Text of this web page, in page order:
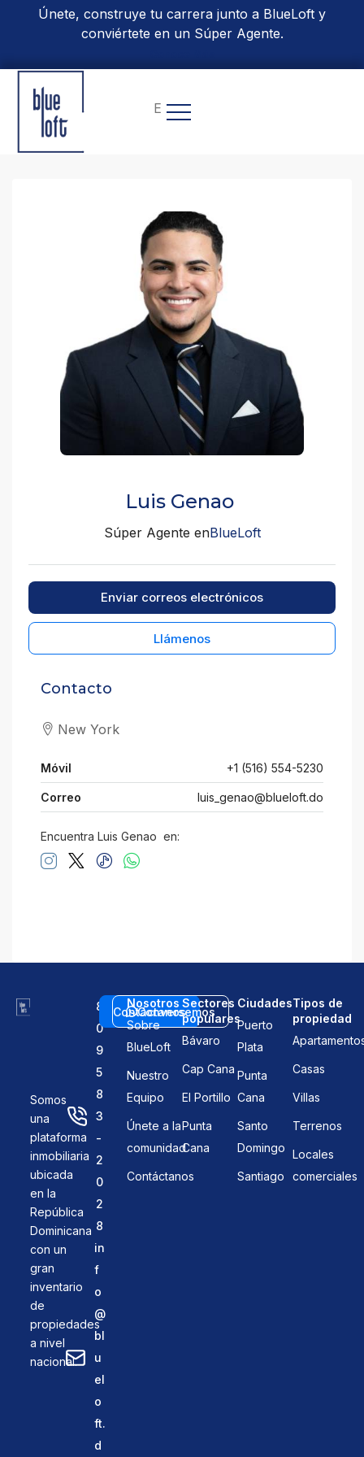
Únete, construye tu carrera junto a BlueLoft y
conviértete en un Súper Agente.
EN
Luis Genao
Súper Agente enBlueLoft
Enviar correos electrónicos
Llámenos
Contacto
New York
Móvil +1 (516) 554-5230
Correo luis_genao@blueloft.do
Encuentra Luis Genao en:
Somos
una
plataforma
inmobiliaria
ubicada
en la
República
Dominicana
con un
gran
inventario
de
propiedades
a nivel
nacional.
8
0
9
5
8
3
-
2
0
2
8
in
f
o
@
bl
u
el
o
ft.
d
Contáctanos
Conversemos
Nosotros
Sobre
BlueLoft
Nuestro
Equipo
Únete a la
comunidad
Contáctanos
Sectores
populares
Bávaro
Cap Cana
El Portillo
Punta
Cana
Ciudades
Puerto
Plata
Punta
Cana
Santo
Domingo
Santiago
Tipos de
propiedad
Casas
Villas
Terrenos
Locales
comerciales